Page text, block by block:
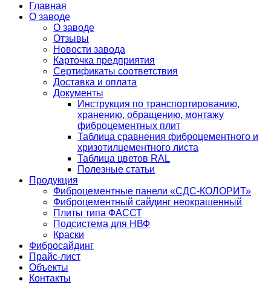
Главная
О заводе
О заводе
Отзывы
Новости завода
Карточка предприятия
Сертификаты соответствия
Доставка и оплата
Документы
Инструкция по транспортированию,
хранению, обращению, монтажу
фиброцементных плит
Таблица сравнения фиброцементного и
хризотилцементного листа
Таблица цветов RAL
Полезные статьи
Продукция
Фиброцементные панели «СДС-КОЛОРИТ»
Фиброцементный сайдинг неокрашенный
Плиты типа ФАССТ
Подсистема для НВФ
Краски
Фибросайдинг
Прайс-лист
Объекты
Контакты